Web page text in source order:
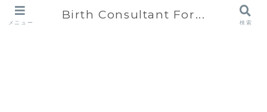
メニュー
Birth Consultant For...
検索